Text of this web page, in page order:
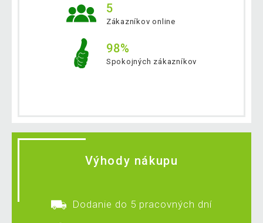
5
Zákazníkov online
98%
Spokojných zákazníkov
Výhody nákupu
Dodanie do 5 pracovných dní